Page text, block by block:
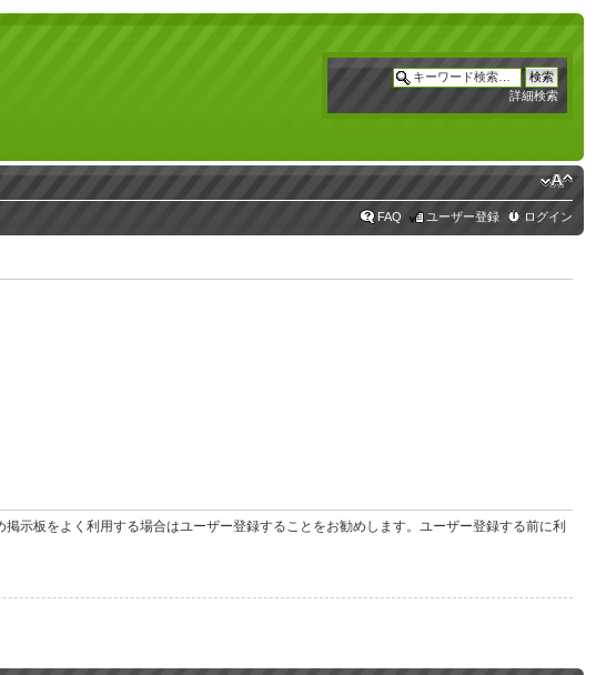
詳細検索
FAQ ユーザー登録 ログイン
示板をよく利用する場合はユーザー登録することをお勧めします。ユーザー登録する前に利